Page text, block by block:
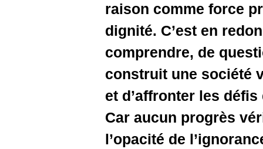
raison
dignité.
construit
et
Car
l’opacité